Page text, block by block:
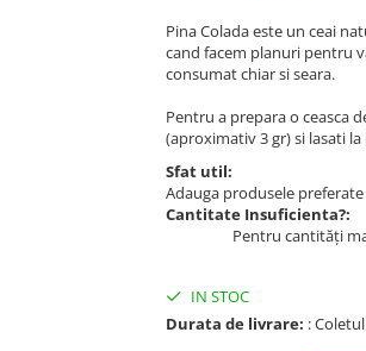
Pina Colada este un ceai
cand facem planuri pentru
consumat chiar si seara.
Pentru a prepara o ceasca
(aproximativ 3 gr) si lasati
Sfat util:
Adauga produsele
Cantitate Insuficienta?:
Pentru cantități
IN STOC
Durata de livrare: :